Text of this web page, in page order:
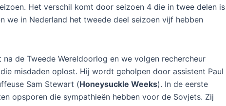
Het verschil komt door seizoen 4 die in twee delen is
we in Nederland het tweede deel seizoen vijf hebben
de Tweede Wereldoorlog en we volgen rechercheur
misdaden oplost. Hij wordt geholpen door assistent Paul
Sam Stewart (Honeysuckle Weeks). In de eerste
opsporen die sympathieën hebben voor de Sovjets. Zij